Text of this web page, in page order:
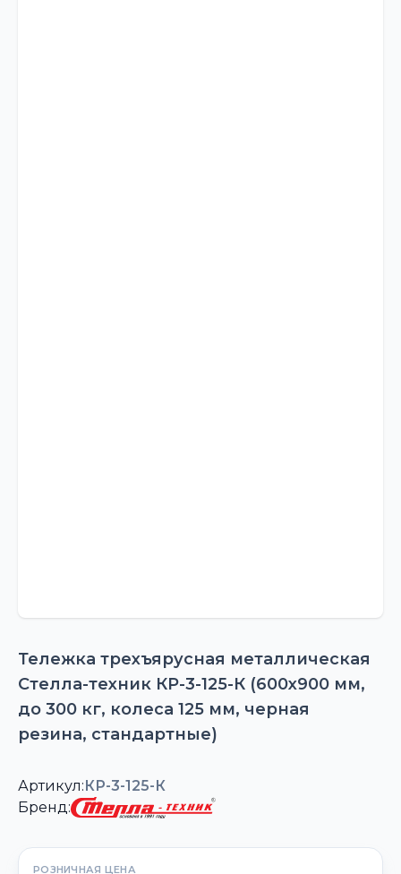
Тележка трехъярусная металлическая
Стелла-техник КР-3-125-К (600х900 мм,
до 300 кг, колеса 125 мм, черная
резина, стандартные)
Артикул:КР-3-125-К
Бренд:
РОЗНИЧНАЯ ЦЕНА